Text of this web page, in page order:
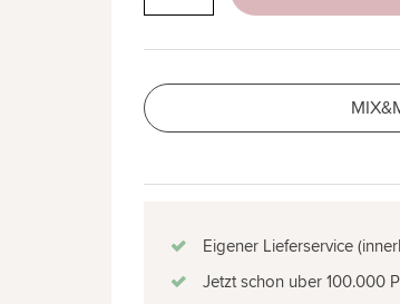
Eigener Lieferservice
Jetzt schon uber 100.000